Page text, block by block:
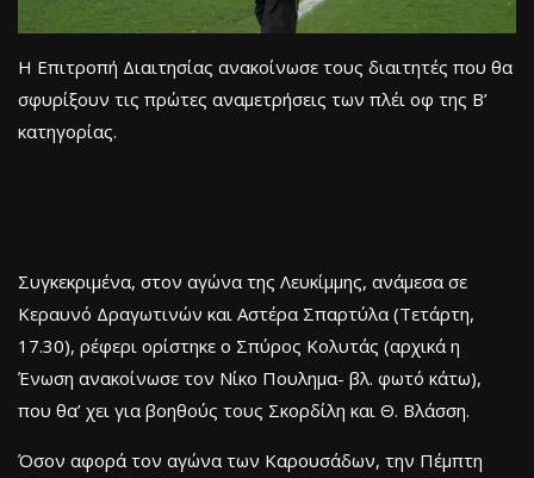
Η Επιτροπή Διαιτησίας ανακοίνωσε τους διαιτητές που θα
σφυρίξουν τις πρώτες αναμετρήσεις των πλέι οφ της Β’
κατηγορίας.
Συγκεκριμένα, στον αγώνα της Λευκίμμης, ανάμεσα σε
Κεραυνό Δραγωτινών και Αστέρα Σπαρτύλα (Τετάρτη,
17.30), ρέφερι ορίστηκε ο Σπύρος Κολυτάς (αρχικά η
Ένωση ανακοίνωσε τον Νίκο Πουλημα- βλ. φωτό κάτω),
που θα’ χει για βοηθούς τους Σκορδίλη και Θ. Βλάσση.
Όσον αφορά τον αγώνα των Καρουσάδων, την Πέμπτη